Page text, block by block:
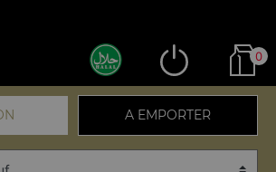
0
A EMPORTER